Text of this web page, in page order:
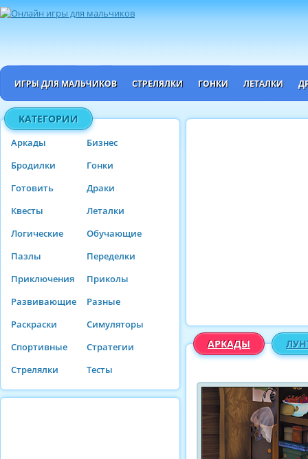
ИГРЫ ДЛЯ МАЛЬЧИКОВ СТРЕЛЯЛКИ ГОНКИ ЛЕТАЛКИ
КАТЕГОРИИ
Аркады
Бизнес
Бродилки
Гонки
Готовить
Драки
Квесты
Леталки
Логические
Обучающие
Пазлы
Переделки
Приключения
Приколы
Развивающие
Разные
Раскраски
Симуляторы
Спортивные
Стратегии
Стрелялки
Тесты
АРКАДЫ